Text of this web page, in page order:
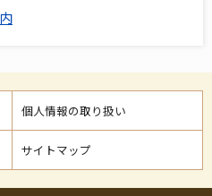
個人情報の取り扱い
サイトマップ